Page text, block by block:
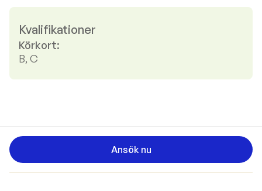
Kvalifikationer
Körkort:
B, C
Ansök nu